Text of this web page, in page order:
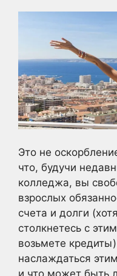
Это не
что, будучи
колледжа, вы
взрослых
счета и долги
столкнетесь с
возьмете
наслаждаться
и что может быть